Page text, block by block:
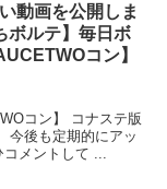
動画を公開しま
ボルテ】毎日ボ
コン】
コン】 コナステ版
今後も定期的にアッ
メントして ...